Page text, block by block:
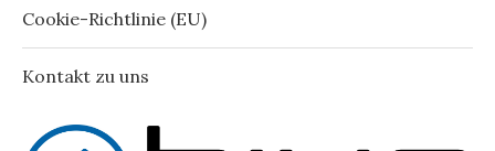
Cookie-Richtlinie (EU)
Kontakt zu uns